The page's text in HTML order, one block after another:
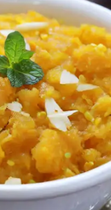
हलवा​
है। इसे सूजी, चीनी, घी से
है।